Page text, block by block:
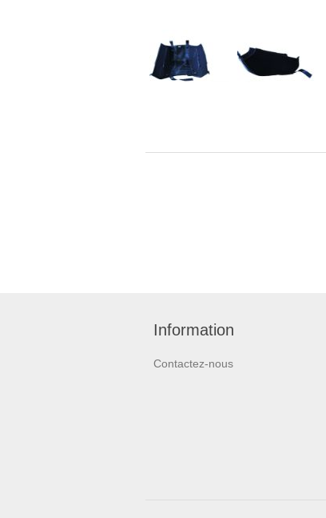
Information
Contactez-nous